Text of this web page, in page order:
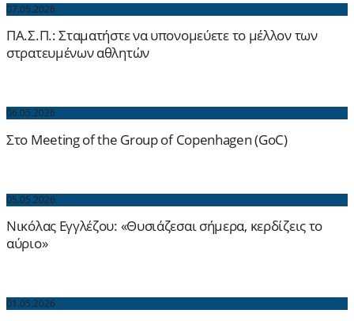
07.05.2026
ΠΑ.Σ.Π.: Σταματήστε να υπονομεύετε το μέλλον των
στρατευμένων αθλητών
06.05.2026
Στο Meeting of the Group of Copenhagen (GoC)
05.05.2026
Νικόλας Εγγλέζου: «Θυσιάζεσαι σήμερα, κερδίζεις το
αύριο»
01.05.2026